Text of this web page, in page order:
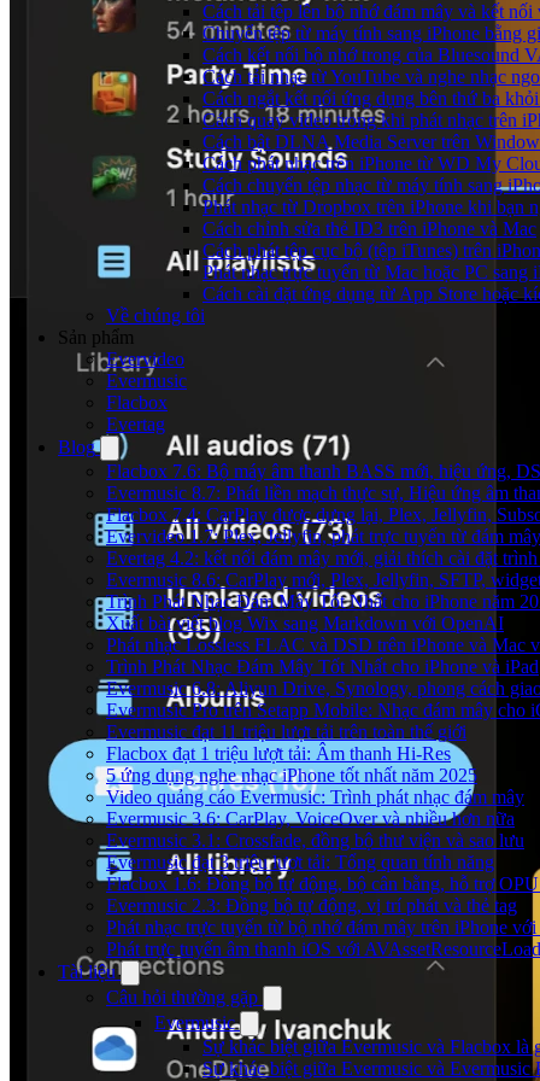
Cách tải tệp lên bộ nhớ đám mây và kết
Chuyển tệp từ máy tính sang iPhone bằng
Cách kết nối bộ nhớ trong của Bluesound
Cách tải nhạc từ YouTube và nghe nhạc
Cách ngắt kết nối ứng dụng bên thứ ba
Cách quay video trong khi phát nhạc trên
Cách bật DLNA Media Server trên
Cách phát nhạc trên iPhone từ WD My
Cách chuyển tệp nhạc từ máy tính sang
Phát nhạc từ Dropbox trên iPhone khi bạn
Cách chỉnh sửa thẻ ID3 trên iPhone và Mac
Cách phát tệp cục bộ (tệp iTunes) trên
Phát nhạc trực tuyến từ Mac hoặc PC sang
Cách cài đặt ứng dụng từ App Store hoặc
Về chúng tôi
Sản phẩm
Evervideo
Evermusic
Flacbox
Evertag
Blog
Flacbox 7.6: Bộ máy âm thanh BASS mới, hiệu ứng,
Evermusic 8.7: Phát liền mạch thực sự, Hiệu ứng âm
Flacbox 7.4: CarPlay được dựng lại, Plex, Jellyfin,
Evervideo 1.7: Plex, Jellyfin, phát trực tuyến từ đám
Evertag 4.2: kết nối đám mây mới, giải thích cài đặt
Evermusic 8.6: CarPlay mới, Plex, Jellyfin, SFTP,
Trình Phát Nhạc Đám Mây Tốt Nhất cho iPhone năm
Xuất bài viết blog Wix sang Markdown với OpenAI
Phát nhạc Lossless FLAC và DSD trên iPhone và Mac
Trình Phát Nhạc Đám Mây Tốt Nhất cho iPhone và iPad
Evermusic 6.8: Aliyun Drive, Synology, phong cách
Evermusic Pro trên Setapp Mobile: Nhạc đám mây cho
Evermusic đạt 11 triệu lượt tải trên toàn thế giới
Flacbox đạt 1 triệu lượt tải: Âm thanh Hi-Res
5 ứng dụng nghe nhạc iPhone tốt nhất năm 2025
Video quảng cáo Evermusic: Trình phát nhạc đám mây
Evermusic 3.6: CarPlay, VoiceOver và nhiều hơn nữa
Evermusic 3.1: Crossfade, đồng bộ thư viện và sao lưu
Evermusic đạt 3 triệu lượt tải: Tổng quan tính năng
Flacbox 1.6: Đồng bộ tự động, bộ cân bằng, hỗ trợ
Evermusic 2.3: Đồng bộ tự động, vị trí phát và thẻ tag
Phát nhạc trực tuyến từ bộ nhớ đám mây trên iPhone
Phát trực tuyến âm thanh iOS với
Tài liệu
Câu hỏi thường gặp
Evermusic
Sự khác biệt giữa Evermusic và Flacbox là
Sự khác biệt giữa Evermusic và Evermusic